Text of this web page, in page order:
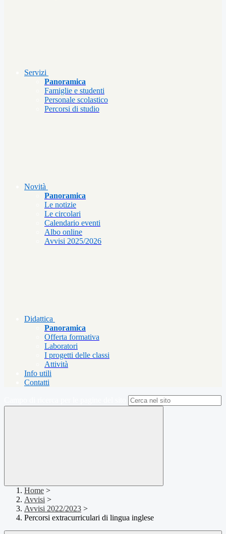
Servizi
Panoramica
Famiglie e studenti
Personale scolastico
Percorsi di studio
Novità
Panoramica
Le notizie
Le circolari
Calendario eventi
Albo online
Avvisi 2025/2026
Didattica
Panoramica
Offerta formativa
Laboratori
I progetti delle classi
Attività
Info utili
Contatti
Home >
Avvisi >
Avvisi 2022/2023 >
Percorsi extracurriculari di lingua inglese